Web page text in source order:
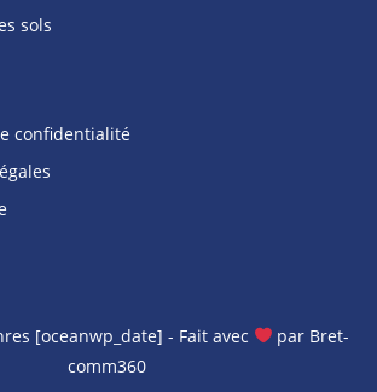
sols
confidentialité
[oceanwp_date] - Fait avec par Bret-
comm360